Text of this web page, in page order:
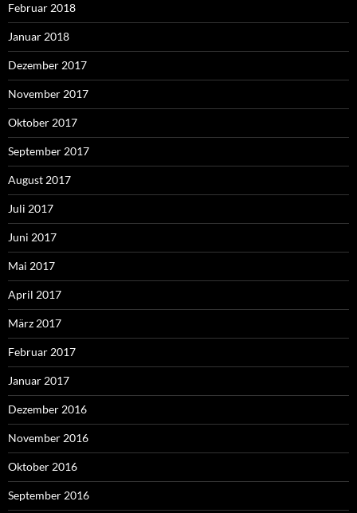
Februar 2018
Januar 2018
Dezember 2017
November 2017
Oktober 2017
September 2017
August 2017
Juli 2017
Juni 2017
Mai 2017
April 2017
März 2017
Februar 2017
Januar 2017
Dezember 2016
November 2016
Oktober 2016
September 2016